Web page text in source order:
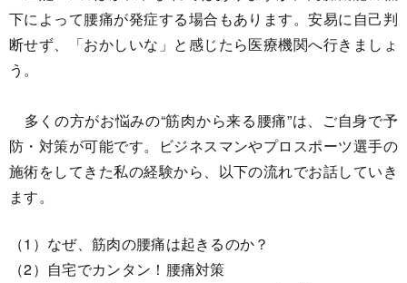
下によって腰痛が発症する場合もあります。安易に自己判
断せず、「おかしいな」と感じたら医療機関へ行きましょ
う。
多くの方がお悩みの“筋肉から来る腰痛”は、ご自身で予
防・対策が可能です。ビジネスマンやプロスポーツ選手の
施術をしてきた私の経験から、以下の流れでお話していき
ます。
（1）なぜ、筋肉の腰痛は起きるのか？
（2）自宅でカンタン！腰痛対策